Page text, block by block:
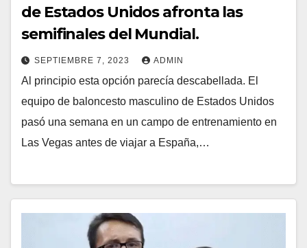
de Estados Unidos afronta las
semifinales del Mundial.
SEPTIEMBRE 7, 2023 ADMIN
Al principio esta opción parecía descabellada. El
equipo de baloncesto masculino de Estados Unidos
pasó una semana en un campo de entrenamiento en
Las Vegas antes de viajar a España,…